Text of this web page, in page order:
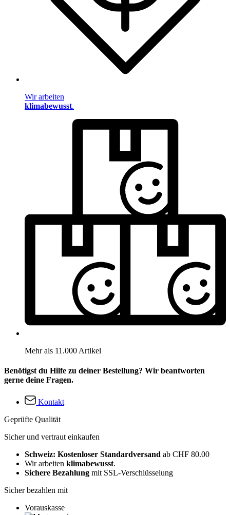
Wir arbeiten
klimabewusst.
Mehr als 11.000 Artikel
Benötigst du Hilfe zu deiner Bestellung? Wir beantworten
gerne deine Fragen.
Kontakt
Geprüfte Qualität
Sicher und vertraut einkaufen
Schweiz: Kostenloser Standardversand ab CHF 80.00
Wir arbeiten klimabewusst.
Sichere Bezahlung mit SSL-Verschlüsselung
Sicher bezahlen mit
Vorauskasse